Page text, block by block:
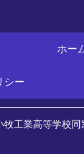
ホー
シー
工業高等学校同